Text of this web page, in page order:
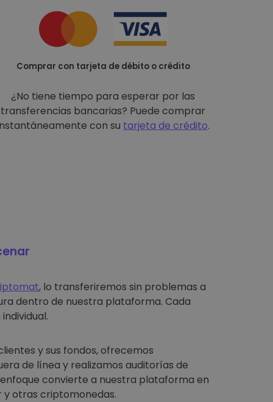
Comprar con tarjeta de débito o crédito
¿No tiene tiempo para esperar por las
transferencias bancarias? Puede comprar
con su tarjeta de crédito.
, lo transferiremos sin problemas a
dentro de nuestra plataforma. Cada
y sus fondos, ofrecemos
de línea y realizamos auditorías de
convierte a nuestra plataforma en
otras criptomonedas.